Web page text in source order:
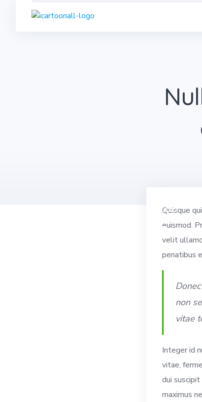
22
Quisque
euismod.
velit
penatibus
non
vitae
Integer id
vitae,
dui
maximus